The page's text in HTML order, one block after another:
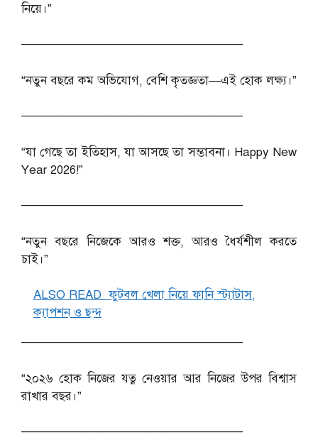
নিয়ে।”
──────────────────────────
“নতুন বছরে কম অভিযোগ, বেশি কৃতজ্ঞতা—এই হোক লক্ষ্য।”
──────────────────────────
“যা গেছে তা ইতিহাস, যা আসছে তা সম্ভাবনা। Happy New
Year 2026!”
──────────────────────────
“নতুন বছরে নিজেকে আরও শক্ত, আরও ধৈর্যশীল করতে
চাই।”
ALSO READ ফুটবল খেলা নিয়ে ফানি স্ট্যাটাস,
ক্যাপশন ও ছন্দ
──────────────────────────
“২০২৬ হোক নিজের যত্ন নেওয়ার আর নিজের উপর বিশ্বাস
রাখার বছর।”
──────────────────────────